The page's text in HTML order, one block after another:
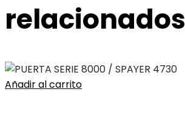
relacionados
Añadir al carrito